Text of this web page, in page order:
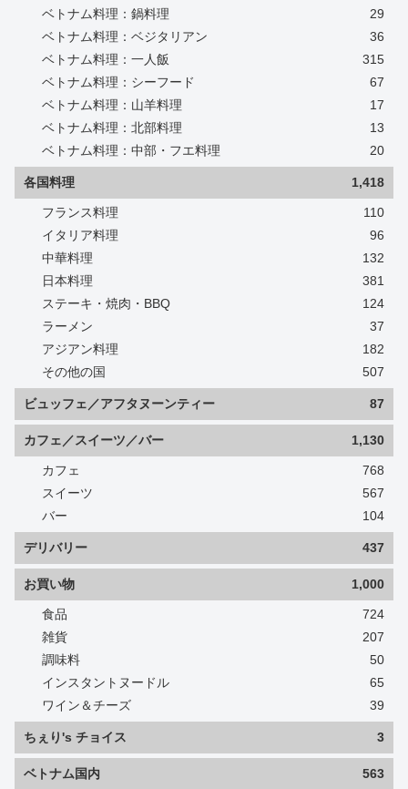
ベトナム料理：鍋料理
29
ベトナム料理：ベジタリアン
36
ベトナム料理：一人飯
315
ベトナム料理：シーフード
67
ベトナム料理：山羊料理
17
ベトナム料理：北部料理
13
ベトナム料理：中部・フエ料理
20
各国料理 1,418
フランス料理
110
イタリア料理
96
中華料理
132
日本料理
381
ステーキ・焼肉・BBQ
124
ラーメン
37
アジアン料理
182
その他の国
507
ビュッフェ／アフタヌーンティー 87
カフェ／スイーツ／バー 1,130
カフェ
768
スイーツ
567
バー
104
デリバリー 437
お買い物 1,000
食品
724
雑貨
207
調味料
50
インスタントヌードル
65
ワイン＆チーズ
39
ちぇり's チョイス 3
ベトナム国内 563